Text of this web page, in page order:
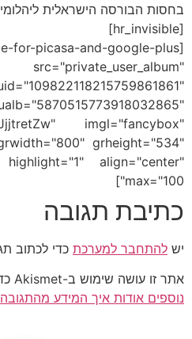
בחסות הבורסה הישראלית
[hr_invisible]
for-picasa-and-google-plus
src="private_user_album"
imgl="fancybox"
grheight="534"
align="center"
max="100"]
כתיבת תגובה
יש להתחבר למערכת כדי לכתוב
אתר זו עושה שימוש ב-Akismet כדי לסנן תגובות זבל.
נוספים אודות איך המידע